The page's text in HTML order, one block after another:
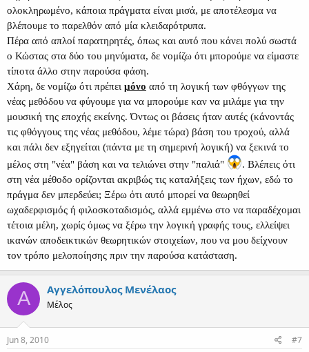
ολοκληρωμένο, κάποια πράγματα είναι μισά, με αποτέλεσμα να
βλέπουμε το παρελθόν από μία κλειδαρότρυπα.
Πέρα από απλοί παρατηρητές, όπως και αυτό που κάνει πολύ σωστά
ο Κώστας στα δύο του μηνύματα, δε νομίζω ότι μπορούμε να είμαστε
τίποτα άλλο στην παρούσα φάση.
Χάρη, δε νομίζω ότι πρέπει μόνο από τη λογική των φθόγγων της
νέας μεθόδου να φύγουμε για να μπορούμε καν να μιλάμε για την
μουσική της εποχής εκείνης. Όντως οι βάσεις ήταν αυτές (κάνοντάς
τις φθόγγους της νέας μεθόδου, λέμε τώρα) βάση του τροχού, αλλά
και πάλι δεν εξηγείται (πάντα με τη σημερινή λογική) να ξεκινά το
μέλος στη "νέα" βάση και να τελιώνει στην "παλιά"
. Βλέπεις ότι
στη νέα μέθοδο ορίζονται ακριβώς τις καταλήξεις των ήχων, εδώ το
πράγμα δεν μπερδεύει; Ξέρω ότι αυτό μπορεί να θεωρηθεί
ωχαδερφισμός ή φιλοσκοταδισμός, αλλά εμμένω στο να παραδέχομαι
τέτοια μέλη, χωρίς όμως να ξέρω την λογική γραφής τους, ελλείψει
ικανών αποδεικτικών θεωρητικών στοιχείων, που να μου δείχνουν
τον τρόπο μελοποίησης πριν την παρούσα κατάσταση.
Α Αγγελόπουλος Μενέλαος
Μέλος
Jun 8, 2010 #7